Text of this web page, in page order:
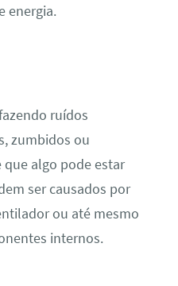
energia.
ruídos
zumbidos ou
que algo pode estar
ser causados por
ou até mesmo
internos.